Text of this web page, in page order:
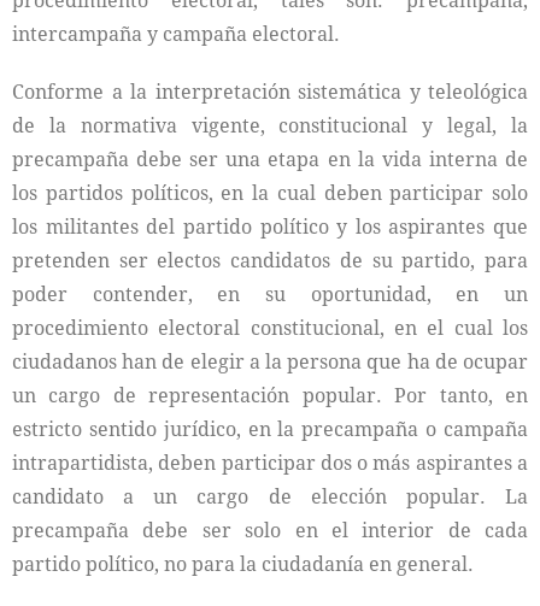
intercampaña y campaña electoral.
Conforme a la interpretación sistemática y teleológica
de la normativa vigente, constitucional y legal, la
precampaña debe ser una etapa en la vida interna de
los partidos políticos, en la cual deben participar solo
los militantes del partido político y los aspirantes que
pretenden ser electos candidatos de su partido, para
poder contender, en su oportunidad, en un
procedimiento electoral constitucional, en el cual los
ciudadanos han de elegir a la persona que ha de ocupar
un cargo de representación popular. Por tanto, en
estricto sentido jurídico, en la precampaña o campaña
intrapartidista, deben participar dos o más aspirantes a
candidato a un cargo de elección popular. La
precampaña debe ser solo en el interior de cada
partido político, no para la ciudadanía en general.